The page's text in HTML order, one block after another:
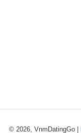
© 2026, VnmDatingGo |